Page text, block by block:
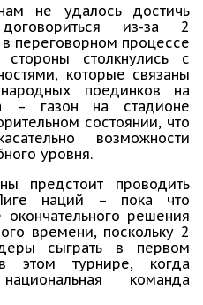
не удалось достичь
из-за 2
переговорном процессе
столкнулись с
которые связаны
поединков на
– газон на стадионе
состоянии, что
возможности
уровня.
предстоит проводить
наций – пока что
окончательного решения
времени, поскольку 2
сыграть в первом
этом турнире, когда
команда